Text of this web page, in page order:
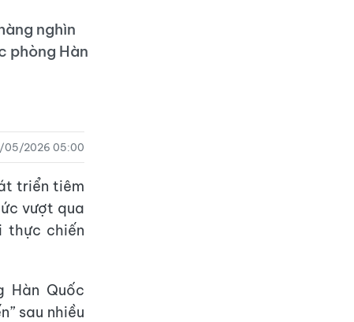
nghìn
phòng Hàn
05/2026 05:00
triển tiêm
vượt qua
thực chiến
Hàn Quốc
sau nhiều